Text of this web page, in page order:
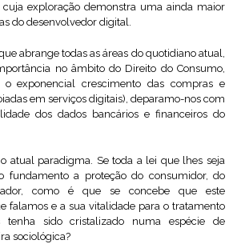
cuja exploração demonstra uma ainda maior
do desenvolvedor digital.
abrange todas as áreas do quotidiano atual,
no âmbito do Direito do Consumo,
exponencial crescimento das compras e
em serviços digitais), deparamo-nos com
dos dados bancários e financeiros do
atual paradigma. Se toda a lei que lhes seja
fundamento a proteção do consumidor, do
como é que se concebe que este
falamos e a sua vitalidade para o tratamento
tenha sido cristalizado numa espécie de
sociológica?